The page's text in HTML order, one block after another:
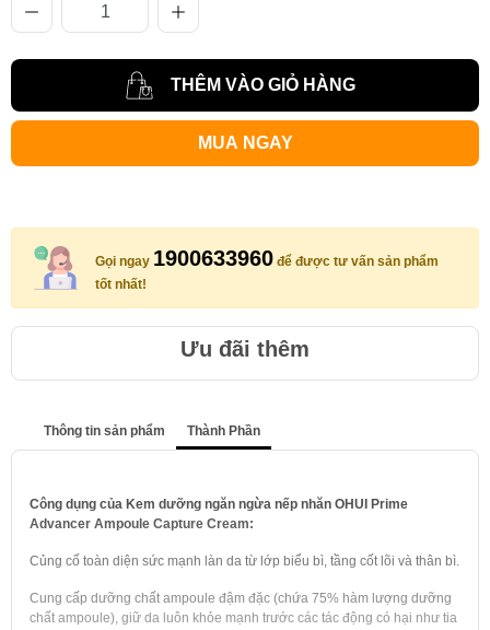
THÊM VÀO GIỎ HÀNG
MUA NGAY
Gọi ngay 1900633960 để được tư vấn sản phẩm
tốt nhất!
Ưu đãi thêm
Thông tin sản phẩm Thành Phần
Công dụng của Kem dưỡng ngăn ngừa nếp nhăn OHUI Prime
Advancer Ampoule Capture Cream:
Củng cố toàn diện sức mạnh làn da từ lớp biểu bì, tầng cốt lõi và thân bì.
Cung cấp dưỡng chất ampoule đậm đặc (chứa 75% hàm lượng dưỡng
chất ampoule), giữ da luôn khỏe mạnh trước các tác động có hại như tia